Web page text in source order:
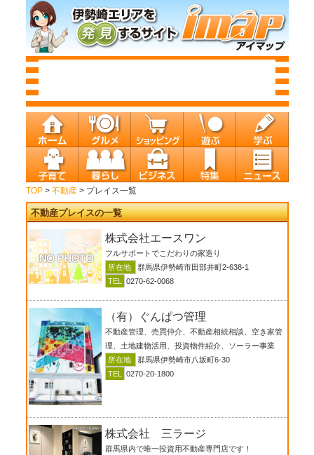
TOP> 不動産> プレイス一覧
不動産プレイスの一覧
株式会社エースワン
フルサポートでこだわりの家造り
所在地
群馬県伊勢崎市田部井町2-638-1
TEL
0270-62-0068
（有）ぐんぱつ管理
不動産管理、売買仲介、不動産相続相談、空き家管
理、土地建物活用、投資物件紹介、ソーラー事業
所在地
群馬県伊勢崎市八坂町6-30
TEL
0270-20-1800
株式会社 三ラージ
群馬県内で唯一投資用不動産専門店です！